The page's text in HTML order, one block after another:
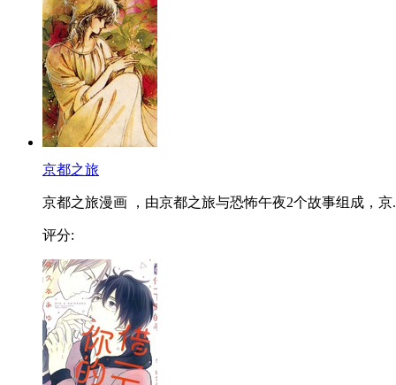
京都之旅
京都之旅漫画 ，由京都之旅与恐怖午夜2个故事组成，京
评分: